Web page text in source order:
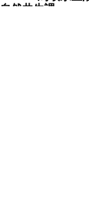
自然共生課